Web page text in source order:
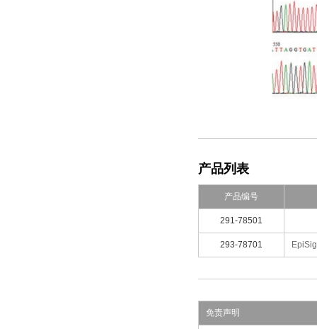
产品列表
产品编号
291-78501
293-78701
免责声明